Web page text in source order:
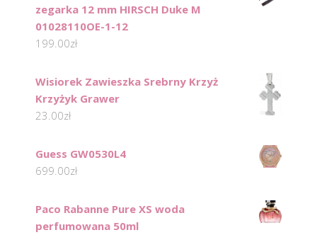
zegarka 12 mm HIRSCH Duke M
01028110OE-1-12
199.00zł
Wisiorek Zawieszka Srebrny Krzyż
Krzyżyk Grawer
23.00zł
Guess GW0530L4
699.00zł
Paco Rabanne Pure XS woda
perfumowana 50ml